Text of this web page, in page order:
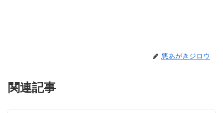
悪あがきジロウ
関連記事